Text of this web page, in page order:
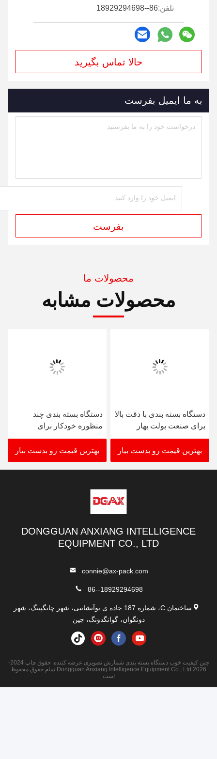
تلفن:86--18929294698
حالا تماس بگیرید
به ما ایمیل بفرست
بفرست
محصولات ما
محصولات مشابه
دستگاه بسته بندی با دقت بالا
برای صنعت بولت بهار
بهترین قیمت رو بدست بیار
دستگاه بسته بندی چند
منظوره خودکار برای
محصول ژل سیلیکا
بهترین قیمت رو بدست بیار
DONGGUAN ANXIANG INTELLIGENCE
EQUIPMENT CO., LTD
connie@ax-pack.com
86--18929294698
ساختمان C، شماره 187 جاده ی یوآنشانبی، شهر چانگپینگ، شهر
دونگوان، گوانگدونگ، چین
چین کیفیت خوب دستگاه بسته بندی شمارش تصویری عرضه کننده. حقوق چاپ 2024-
2026 Dongguan Anxiang Intelligence Equipment Co., Ltd تمام حقوق محفوظ
است